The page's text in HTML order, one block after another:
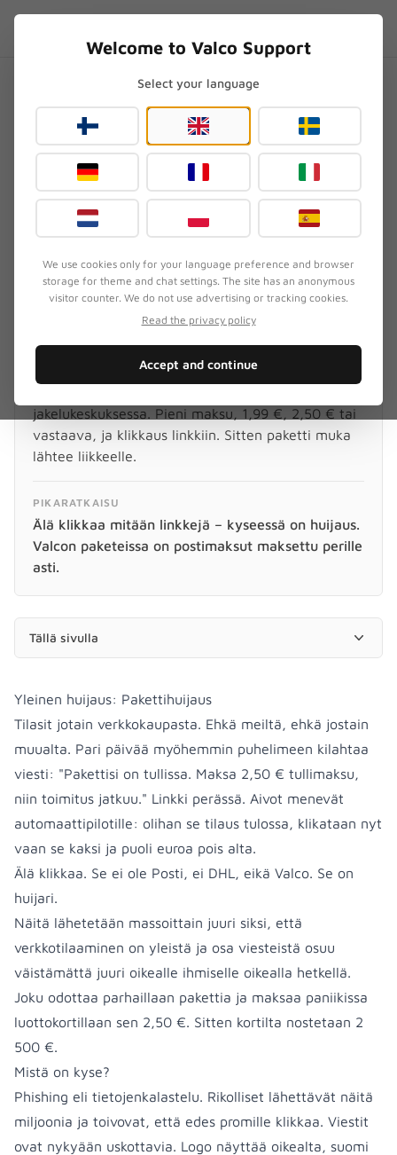
Yleinen huijaus:
Pakettihuijaus ("paketti
odottaa, maksa pieni
toimitusmaksu")
Päivitetty 3. elokuuta 2026·Tarkistanut Valcon huoltotiimi
OIRE
Saat tekstiviestin tai sähköpostin, jossa väitetään
jakelukeskuksessa. Pieni maksu, 1,99 €, 2,50 € tai
vastaava, ja klikkaus linkkiin. Sitten paketti muka
lähtee liikkeelle.
PIKARATKAISU
Älä klikkaa mitään linkkejä – kyseessä on huijaus.
Valcon paketeissa on postimaksut maksettu perille
asti.
Tällä sivulla
Yleinen huijaus: Pakettihuijaus
Tilasit jotain verkkokaupasta. Ehkä meiltä, ehkä jostain
muualta. Pari päivää myöhemmin puhelimeen kilahtaa
viesti: "Pakettisi on tullissa. Maksa 2,50 € tullimaksu,
niin toimitus jatkuu." Linkki perässä. Aivot menevät
automaattipilotille: olihan se tilaus tulossa, klikataan nyt
vaan se kaksi ja puoli euroa pois alta.
Älä klikkaa. Se ei ole Posti, ei DHL, eikä Valco. Se on
huijari.
Näitä lähetetään massoittain juuri siksi, että
verkkotilaaminen on yleistä ja osa viesteistä osuu
väistämättä juuri oikealle ihmiselle oikealla hetkellä.
Joku odottaa parhaillaan pakettia ja maksaa paniikissa
luottokortillaan sen 2,50 €. Sitten kortilta nostetaan 2
500 €.
Mistä on kyse?
Phishing eli tietojenkalastelu. Rikolliset lähettävät näitä
miljoonia ja toivovat, että edes promille klikkaa. Viestit
ovat nykyään uskottavia. Logo näyttää oikealta, suomi
Welcome to Valco Support
Select your language
We use cookies only for your language preference and browser
storage for theme and chat settings. The site has an anonymous
visitor counter. We do not use advertising or tracking cookies.
Read the privacy policy
Accept and continue